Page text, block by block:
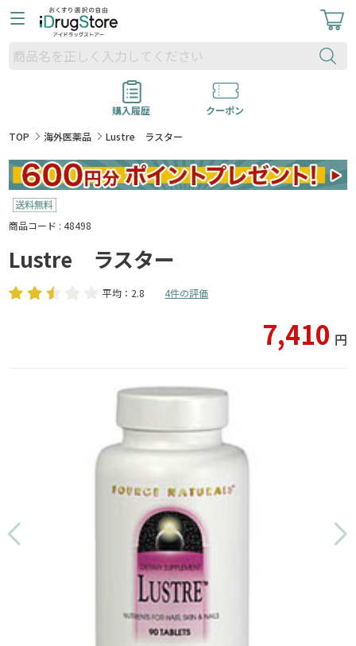
購入履歴
クーポン
TOP
海外医薬品 Lustre ラスター
商品コード : 48498
Lustre ラスター
平均：2.8 4件の評価
7,410 円